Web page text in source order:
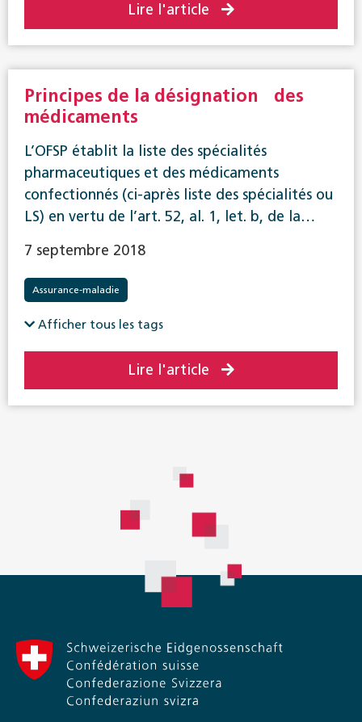
Lire l'article
Principes de la désignation des
médicaments
L’OFSP établit la liste des spécialités
pharmaceutiques et des médicaments
confectionnés (ci-après liste des spécialités ou
LS) en vertu de l’art. 52, al. 1, let. b, de la…
7 septembre 2018
Assurance-maladie
Afficher tous les tags
Lire l'article